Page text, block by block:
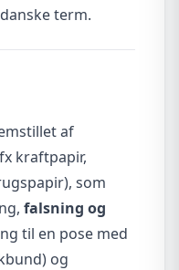
term.
af
kraftpapir,
som
falsning og
til en pose med
og